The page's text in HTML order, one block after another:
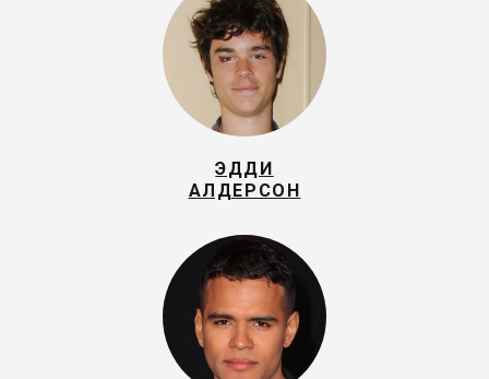
ЭДДИ
АЛДЕРСОН